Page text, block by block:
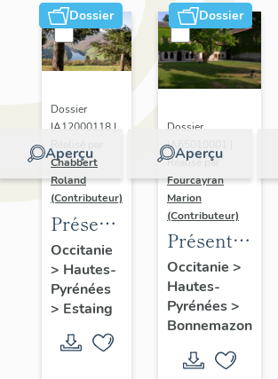
Dossier
Aperçu
Dossier
IA12000118 |
Chabbert
Roland
(Contributeur)
Présentation
de
l'opération
d'inventaire
commune
Occitanie
> Hautes-
Pyrénées
> Estaing
Dossier
Aperçu
Dossier
IA65010001 |
Réalisé par
Fourcayran
Marion
(Contributeur)
Présentation
de l'étude
des
communes
Occitanie >
Hautes-
Pyrénées>
Bonnemazon